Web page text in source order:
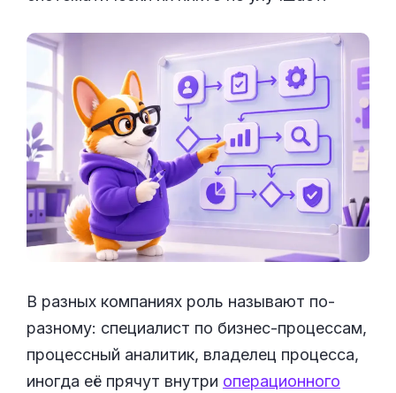
В разных компаниях роль называют по-
разному: специалист по бизнес-процессам,
процессный аналитик, владелец процесса,
иногда её прячут внутри операционного